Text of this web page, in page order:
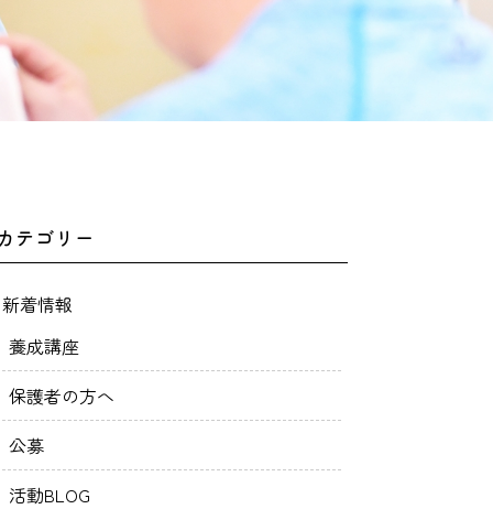
カテゴリー
新着情報
養成講座
保護者の方へ
公募
活動BLOG